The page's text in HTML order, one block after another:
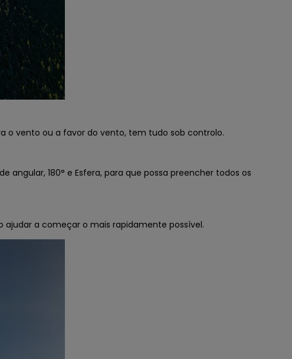
o vento ou a favor do vento, tem tudo sob controlo.
180° e Esfera, para que possa preencher todos os
ajudar a começar o mais rapidamente possível.